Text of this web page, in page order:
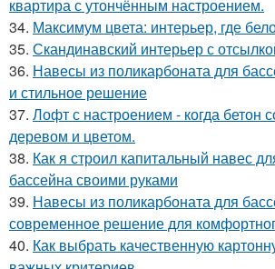
квартира с утончённым настроением.
34. Максимум цвета: интерьер, где
35. Скандинавский интерьер с
36. Навесы из поликарбоната для
и стильное решение
37. Лофт с настроением - когда бетон
деревом и цветом.
38. Как я строил капитальный навес
бассейна своими руками
39. Навесы из поликарбоната для
современное решение для
40. Как выбрать качественную